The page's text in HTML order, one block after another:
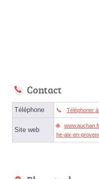
Contact
Téléphone Téléphoner
Site web
he-aix-en-